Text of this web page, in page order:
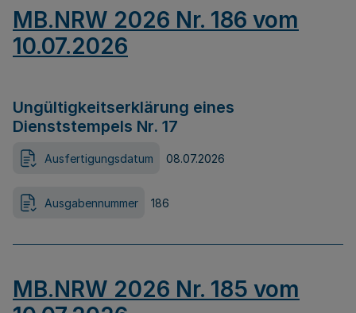
MB.NRW 2026 Nr. 186 vom
10.07.2026
Ungültigkeitserklärung eines
Dienststempels Nr. 17
Ausfertigungsdatum 08.07.2026
Ausgabennummer 186
MB.NRW 2026 Nr. 185 vom